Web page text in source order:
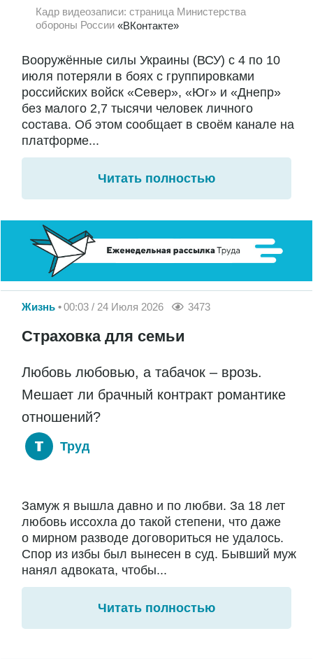
Кадр видеозаписи: страница Министерства
обороны России «ВКонтакте»
Вооружённые силы Украины (ВСУ) с 4 по 10
июля потеряли в боях с группировками
российских войск «Север», «Юг» и «Днепр»
без малого 2,7 тысячи человек личного
состава. Об этом сообщает в своём канале на
платформе...
Читать полностью
Жизнь 00:03 / 24 Июля 2026 3473
Страховка для семьи
Любовь любовью, а табачок – врозь.
Мешает ли брачный контракт романтике
отношений?
Труд
Замуж я вышла давно и по любви. За 18 лет
любовь иссохла до такой степени, что даже
о мирном разводе договориться не удалось.
Спор из избы был вынесен в суд. Бывший муж
нанял адвоката, чтобы...
Читать полностью